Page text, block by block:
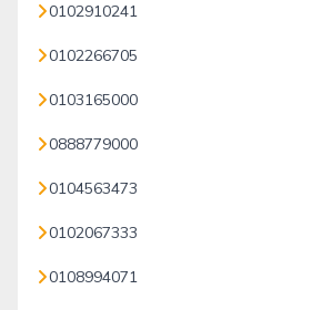
0102910241
0102266705
0103165000
0888779000
0104563473
0102067333
0108994071